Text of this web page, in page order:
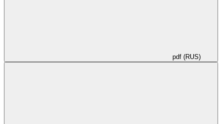
pdf (RUS)